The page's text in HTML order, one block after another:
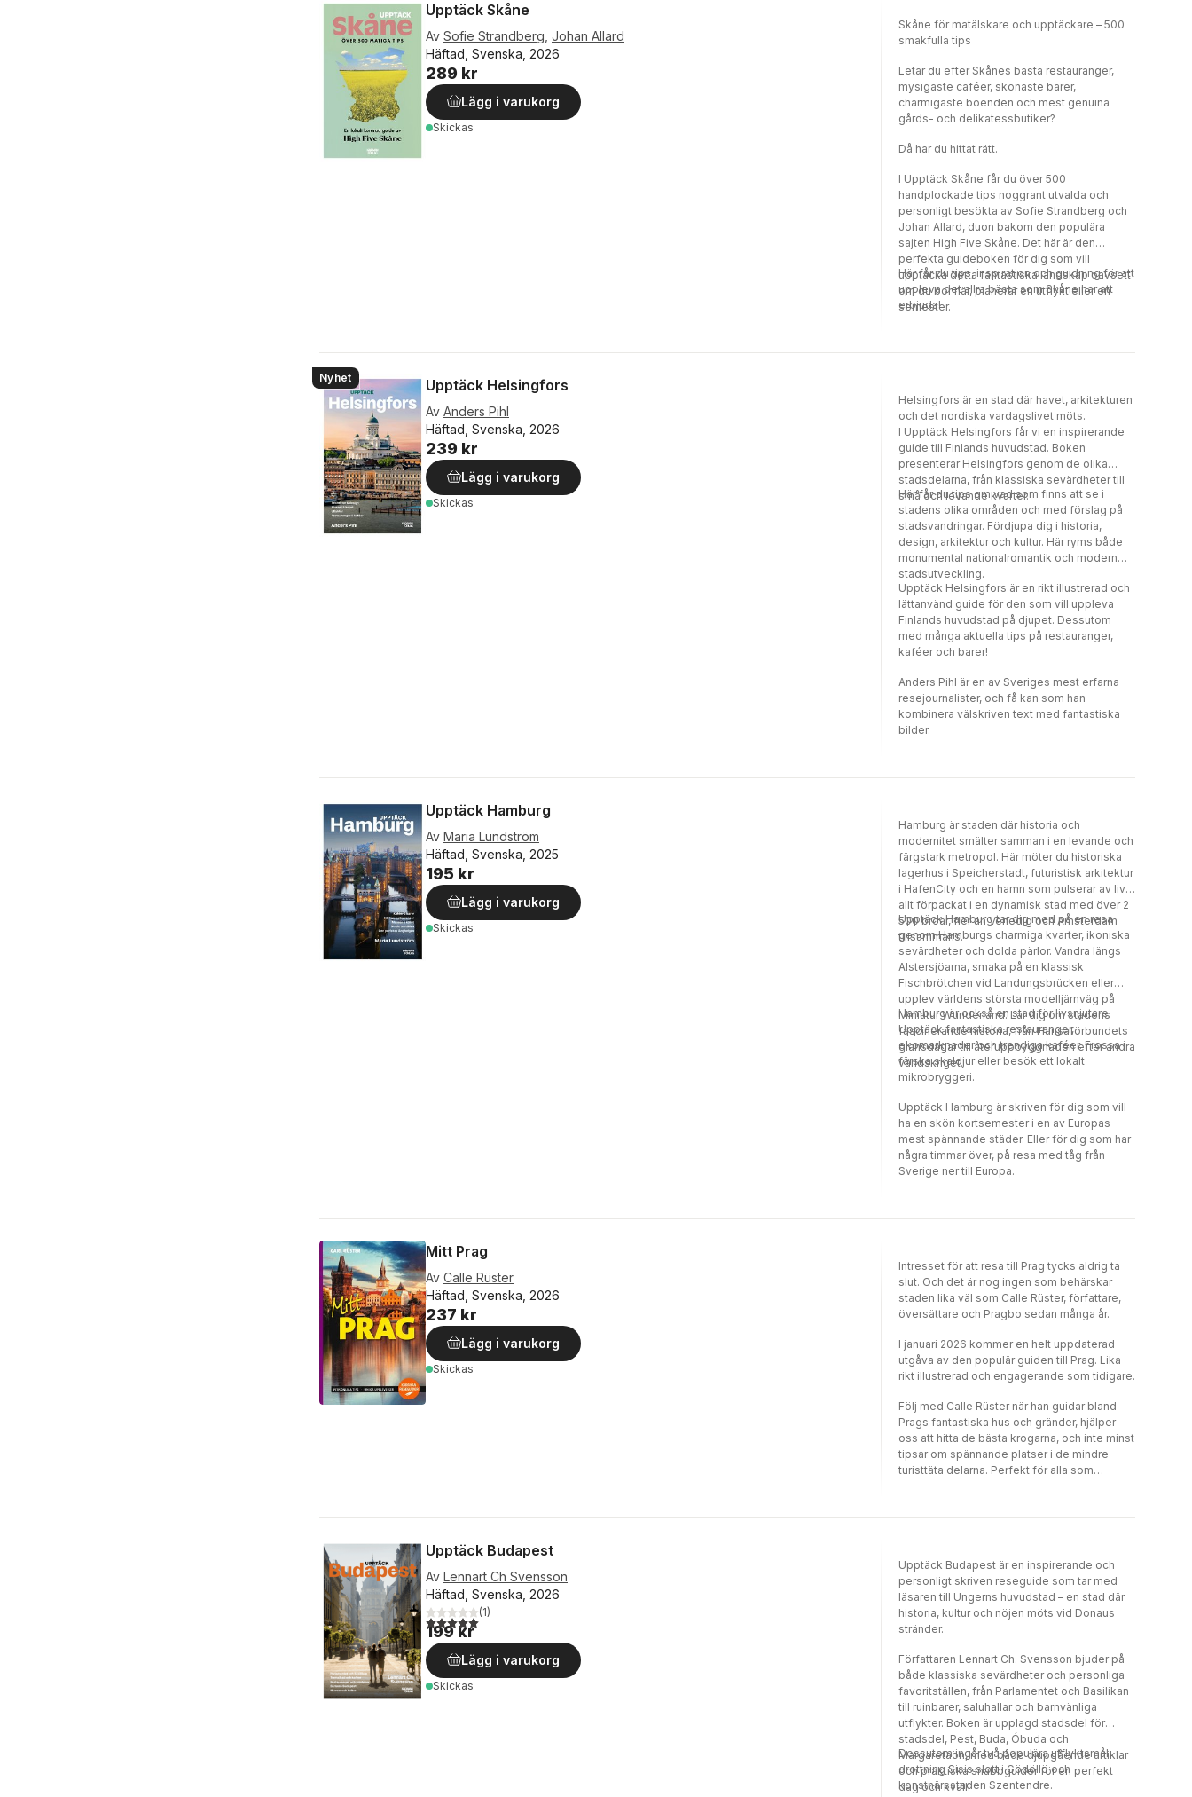
Upptäck Skåne
Av Sofie Strandberg Johan Allard
Häftad, Svenska, 2026
289 kr
Lägg i varukorg
Skickas
Skåne för matälskare och upptäckare – 500
smakfulla tips
Letar du efter Skånes bästa restauranger,
mysigaste caféer, skönaste barer,
charmigaste boenden och mest genuina
gårds- och delikatessbutiker?
Då har du hittat rätt.
I Upptäck Skåne får du över 500
handplockade tips noggrant utvalda och
personligt besökta av Sofie Strandberg och
Johan Allard, duon bakom den populära
sajten High Five Skåne. Det här är den
perfekta guideboken för dig som vill
upptäcka detta fantastiska landskap oavsett
om du bor här, planerar en utflykt eller en
semester.
Här får du tips, inspiration och guidning för att
uppleva det allra bästa som Skåne har att
erbjuda!
Nyhet Upptäck Helsingfors
Av Anders Pihl
Häftad, Svenska, 2026
239 kr
Lägg i varukorg
Skickas
Helsingfors är en stad där havet, arkitekturen
och det nordiska vardagslivet möts.
I Upptäck Helsingfors får vi en inspirerande
guide till Finlands huvudstad. Boken
presenterar Helsingfors genom de olika
stadsdelarna, från klassiska sevärdheter till
små och levande kvarter.
Här får du tips om vad som finns att se i
stadens olika områden och med förslag på
stadsvandringar. Fördjupa dig i historia,
design, arkitektur och kultur. Här ryms både
monumental nationalromantik och modern
stadsutveckling.
Upptäck Helsingfors är en rikt illustrerad och
lättanvänd guide för den som vill uppleva
Finlands huvudstad på djupet. Dessutom
med många aktuella tips på restauranger,
kaféer och barer!
Anders Pihl är en av Sveriges mest erfarna
resejournalister, och få kan som han
kombinera välskriven text med fantastiska
bilder.
Upptäck Hamburg
Av Maria Lundström
Häftad, Svenska, 2025
195 kr
Lägg i varukorg
Skickas
Hamburg är staden där historia och
modernitet smälter samman i en levande och
färgstark metropol. Här möter du historiska
lagerhus i Speicherstadt, futuristisk arkitektur
i HafenCity och en hamn som pulserar av liv
allt förpackat i en dynamisk stad med över 2
500 broar, fler än Venedig och Amsterdam
tillsammans.
Upptäck Hamburg tar dig med på en resa
genom Hamburgs charmiga kvarter, ikoniska
sevärdheter och dolda pärlor. Vandra längs
Alstersjöarna, smaka på en klassisk
Fischbrötchen vid Landungsbrücken eller
upplev världens största modelljärnväg på
Miniatur Wunderland. Lär dig om stadens
fascinerande historia, från Hansaförbundets
glansdagar till återuppbyggnaden efter andra
världskriget.
Hamburg är också en stad för livsnjutare.
Upptäck fantastiska restauranger,
ekomarknader och trendiga kaféer. Frossa i
färska skaldjur eller besök ett lokalt
mikrobryggeri.
Upptäck Hamburg är skriven för dig som vill
ha en skön kortsemester i en av Europas
mest spännande städer. Eller för dig som har
några timmar över, på resa med tåg från
Sverige ner till Europa.
Mitt Prag
Av Calle Rüster
Häftad, Svenska, 2026
237 kr
Lägg i varukorg
Skickas
Intresset för att resa till Prag tycks aldrig ta
slut. Och det är nog ingen som behärskar
staden lika väl som Calle Rüster, författare,
översättare och Pragbo sedan många år.
I januari 2026 kommer en helt uppdaterad
utgåva av den populär guiden till Prag. Lika
rikt illustrerad och engagerande som tidigare.
Följ med Calle Rüster när han guidar bland
Prags fantastiska hus och gränder, hjälper
oss att hitta de bästa krogarna, och inte minst
tipsar om spännande platser i de mindre
turisttäta delarna. Perfekt för alla som
Upptäck Budapest
Av Lennart Ch Svensson
Häftad, Svenska, 2026
5,0utav 5 stjärnor. Totalt antal röster:
(1)
199 kr
Lägg i varukorg
Skickas
Upptäck Budapest är en inspirerande och
personligt skriven reseguide som tar med
läsaren till Ungerns huvudstad – en stad där
historia, kultur och nöjen möts vid Donaus
stränder.
Författaren Lennart Ch. Svensson bjuder på
både klassiska sevärdheter och personliga
favoritställen, från Parlamentet och Basilikan
till ruinbarer, saluhallar och barnvänliga
utflykter. Boken är upplagd stadsdel för
stadsdel, Pest, Buda, Óbuda och
Margaretaön, med både djupgående artiklar
och praktiska snabbguider för en perfekt
dag och kväll.
Dessutom ingår två populära utflyktsmål:
drottning Sisis slott i Gödöllö och
konstnärsstaden Szentendre.